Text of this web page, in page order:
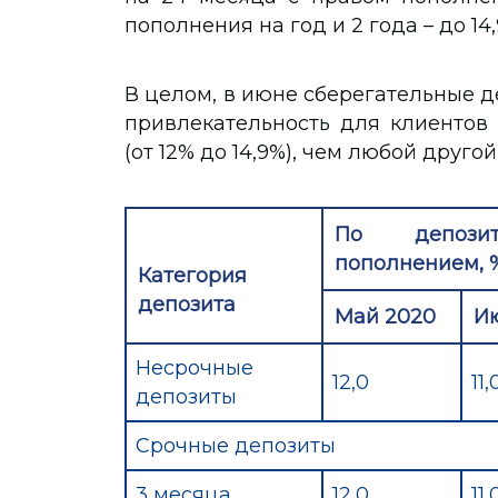
пополнения на год и 2 года – до
В целом, в июне сберегательные
привлекательность для
(от 12% до 14,9%), чем любой
Категория
депозита
По
пополнением,
Май 2020
Несрочные
депозиты
12,0
Срочные депозиты